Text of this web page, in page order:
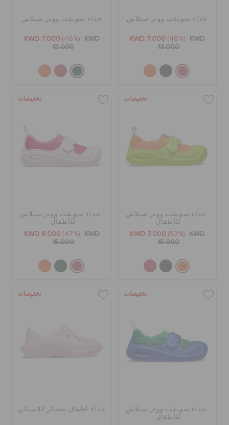
حذاء سويفت ووتر سبلاش
KWD 7.000 (46%)
KWD
13.000
حذاء سويفت ووتر سبلاش
KWD 7.000 (46%)
KWD
13.000
تخفيضات
حذاء سويفت ووتر سبلاش
للأطفال
KWD 7.000 (53%)
KWD
15.000
تخفيضات
حذاء سويفت ووتر سبلاش
للأطفال
KWD 8.000 (47%)
KWD
15.000
تخفيضات
حذاء سويفت ووتر سبلاش
للأطفال
تخفيضات
حذاء أطفال سنيكر كلاسيكي